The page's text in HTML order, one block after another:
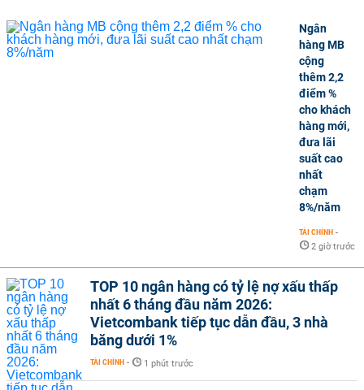
Ngân
hàng MB
cộng
thêm 2,2
điểm %
cho khách
hàng mới,
đưa lãi
suất cao
nhất
chạm
8%/năm
TÀI CHÍNH -
2 giờ trước
TOP 10 ngân hàng có tỷ lệ nợ xấu thấp
nhất 6 tháng đầu năm 2026:
Vietcombank tiếp tục dẫn đầu, 3 nhà
băng dưới 1%
TÀI CHÍNH - 1 phút trước